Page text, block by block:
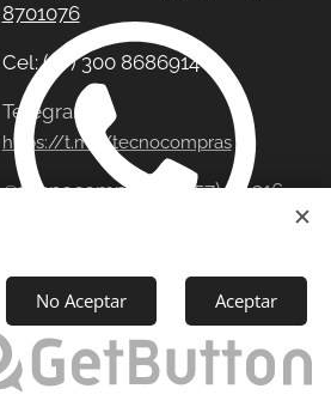
8701076
Cel: (57) 300 8686914
Telegram:
https://t.me/tecnocompras
@tecnocompras;
(57) 316
No Aceptar Aceptar